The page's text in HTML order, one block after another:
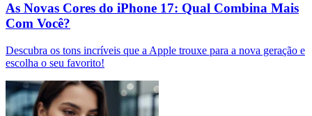
As Novas Cores do iPhone 17: Qual Combina Mais
Com Você?
Descubra os tons incríveis que a Apple trouxe para a nova geração e
escolha o seu favorito!